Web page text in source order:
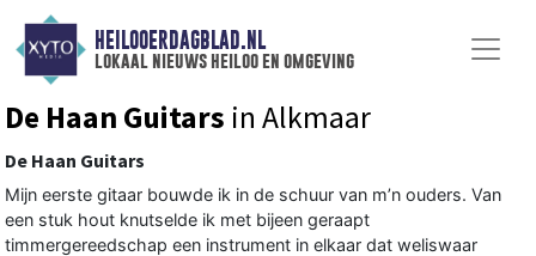
HEILOOERDAGBLAD.NL
lokaal nieuws heiloo en omgeving
De Haan Guitars in Alkmaar
De Haan Guitars
Mijn eerste gitaar bouwde ik in de schuur van m’n ouders. Van
een stuk hout knutselde ik met bijeen geraapt
timmergereedschap een instrument in elkaar dat weliswaar